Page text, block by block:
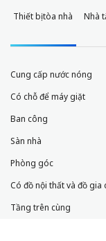
Thiết bị tòa nhà
Nhà
Cung cấp nước nóng
Có chỗ để máy giặt
Ban công
Sàn nhà
Phòng góc
Có đồ nội thất và đồ gia
Tầng trên cùng